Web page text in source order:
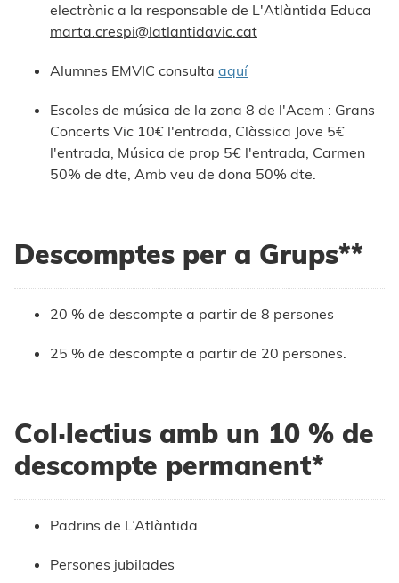
electrònic a la responsable de L'Atlàntida Educa
marta.crespi@latlantidavic.cat
Alumnes EMVIC consulta aquí
Escoles de música de la zona 8 de l'Acem : Grans
Concerts Vic 10€ l'entrada, Clàssica Jove 5€
l'entrada, Música de prop 5€ l'entrada, Carmen
50% de dte, Amb veu de dona 50% dte.
Descomptes per a Grups**
20 % de descompte a partir de 8 persones
25 % de descompte a partir de 20 persones.
Col·lectius amb un 10 % de
descompte permanent*
Padrins de L’Atlàntida
Persones jubilades